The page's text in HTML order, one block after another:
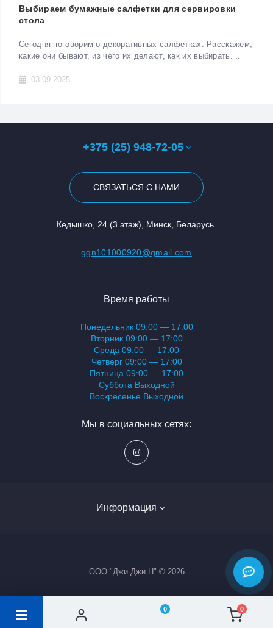
0 0
Выбираем бумажные салфетки для сервировки
стола
Сегодня поговорим о декоративных салфетках. Расскажем,
какие они бывают, из чего их делают, как их выбирать. ..
03.09.2025
+375 (25) 948-72-05
СВЯЗАТЬСЯ С НАМИ
Кедышко, 24 (3 этаж), Минск, Беларусь.
ggn101000920@gmail.com
Информация
Вакансии
Доставка и заказ
Время работы
Понедельник 09:00 — 17:00
Вторник 09:00 — 17:00
Среда 09:00 — 17:00
Четверг 09:00 — 17:00
Пятница 09:00 — 17:00
Суббота Выходной
Воскресенье Выходной
Мы в социальных сетях:
ООО "Джи Джи Н" © 2026